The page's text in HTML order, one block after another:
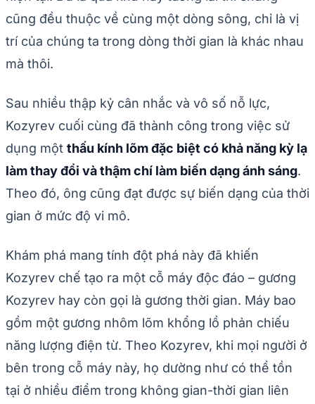
cũng đều thuộc về cùng một dòng sông, chỉ là vị
trí của chúng ta trong dòng thời gian là khác nhau
mà thôi.
Sau nhiều thập kỷ cân nhắc và vô số nỗ lực,
Kozyrev cuối cùng đã thành công trong việc sử
dụng một thấu kính lõm đặc biệt có khả năng kỳ lạ
làm thay đổi và thậm chí làm biến dạng ánh sáng.
Theo đó, ông cũng đạt được sự biến dạng của thời
gian ở mức độ vi mô.
Khám phá mang tính đột phá này đã khiến
Kozyrev chế tạo ra một cỗ máy độc đáo – gương
Kozyrev hay còn gọi là gương thời gian. Máy bao
gồm một gương nhôm lõm khổng lồ phản chiếu
năng lượng điện từ. Theo Kozyrev, khi mọi người ở
bên trong cỗ máy này, họ dường như có thể tồn
tại ở nhiều điểm trong không gian-thời gian liên